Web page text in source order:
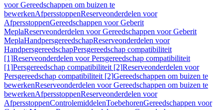
voor Gereedschappen om buizen te
bewerkenAfpersstoppenReserveonderdelen voor
AfpersstoppenGereedschappen voor Geberit
MeplaReserveonderdelen voor Gereedschappen voor Geberit
MeplaHandpersgereedschapReserveonderdelen voor
HandpersgereedschapPersgereedschap compatibiliteit
[1]Reserveonderdelen voor Persgereedschap compatibiliteit
[1]Persgereedschap compatibiliteit [2]Reserveonderdelen voor
Persgereedschap compatibiliteit [2]Gereedschappen om buizen te
bewerkenReserveonderdelen voor Gereedschappen om buizen te
bewerkenAfpersstoppenReserveonderdelen voor
AfpersstoppenControlemiddelenToebehorenGereedschappen voor